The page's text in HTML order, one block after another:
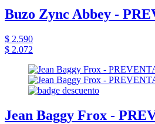
Buzo Zync Abbey -
$ 2.590
$ 2.072
Jean Baggy Frox -